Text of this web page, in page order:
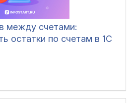
между счетами:
остатки по счетам в 1С